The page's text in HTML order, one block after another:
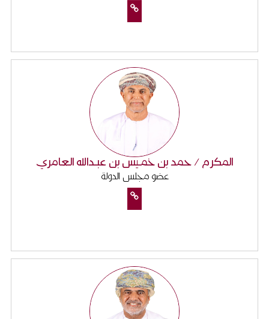
المكرم / حمد بن خمـيس بن عبـدالله العامري
عضو مجلس الدولة